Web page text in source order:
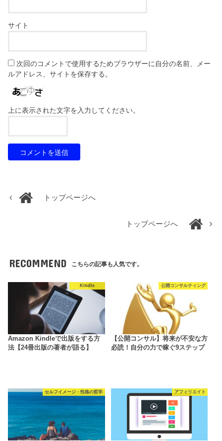
サイト
次回のコメントで使用するためブラウザーに自分の名前、メー
ルアドレス、サイトを保存する。
上に表示された文字を入力してください。
トップページへ
トップページへ
RECOMMEND こちらの記事も人気です。
Kindle
Amazon Kindleで出版をする方
法【24冊出版の著者が語る】
公開コンサルティング
【公開コンサル】将来が不安な方
必読！自分の力で稼ぐ9ステップ
セルフイメージ・性格の哲学 アフィリエイト